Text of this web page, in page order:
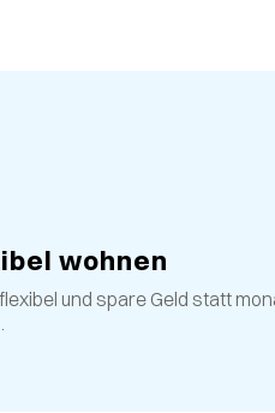
wohnen
und spare Geld statt